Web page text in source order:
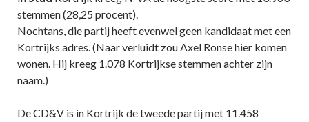
stemmen (28,25 procent).
Nochtans, die partij heeft evenwel geen kandidaat met een
Kortrijks adres. (Naar verluidt zou Axel Ronse hier komen
wonen. Hij kreeg 1.078 Kortrijkse stemmen achter zijn
naam.)
De CD&V is in Kortrijk de tweede partij met 11.458